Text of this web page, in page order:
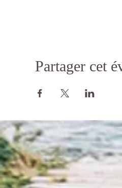
Partager cet